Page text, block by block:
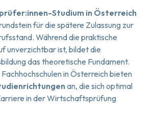
Studium in Österreich
für die spätere Zulassung zur
Während die praktische
unverzichtbar ist, bildet die
das theoretische Fundament.
in Österreich bieten
an, die sich optimal
in der Wirtschaftsprüfung